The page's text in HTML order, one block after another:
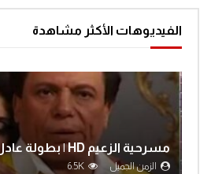
الفيديوهات الأكثر مشاهدة
مسرحية الزعيم HD | بطولة عادل إمام
الزمن الجميل 6.5K